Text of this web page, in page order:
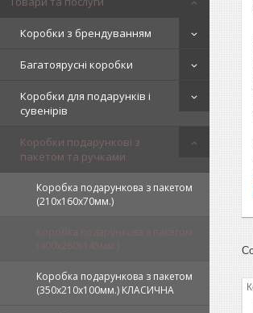
Коробки з брендуванням
Багатоярусні коробки
Коробки для подарунків і
сувенірів
Коробки подарункові з
пакетом та ручками
Коробка подарункова з пакетом
(210х160х70мм.)
Коробка подарункова з пакетом
(400х280х145мм.)
Коробка подарункова з пакетом
(350х210х100мм.) КЛАСИЧНА